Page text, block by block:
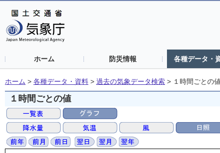
ホーム 防災情報 各種データ・
ホーム > 各種データ・資料 > 過去の気象データ検索 > １時間ごとの
１時間ごとの値